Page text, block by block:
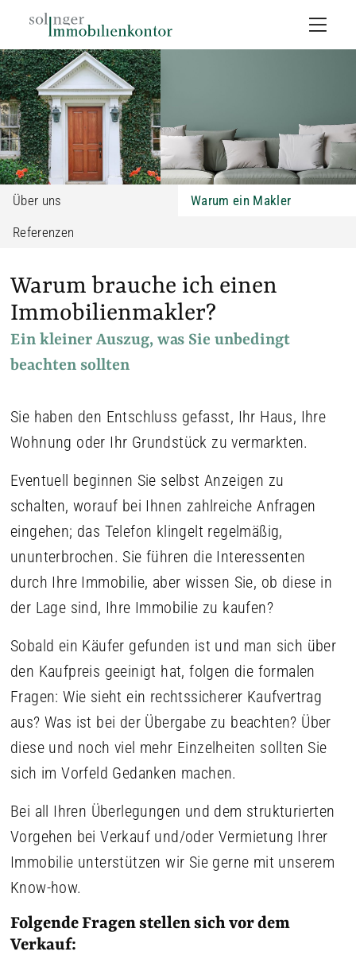
Über uns
Warum ein Makler
Referenzen
Warum brauche ich einen
Immobilienmakler?
Ein kleiner Auszug, was Sie unbedingt
beachten sollten
Sie haben den Entschluss gefasst, Ihr Haus, Ihre
Wohnung oder Ihr Grundstück zu vermarkten.
Eventuell beginnen Sie selbst Anzeigen zu
schalten, worauf bei Ihnen zahlreiche Anfragen
eingehen; das Telefon klingelt regelmäßig,
ununterbrochen. Sie führen die Interessenten
durch Ihre Immobilie, aber wissen Sie, ob diese in
der Lage sind, Ihre Immobilie zu kaufen?
Sobald ein Käufer gefunden ist und man sich über
den Kaufpreis geeinigt hat, folgen die formalen
Fragen: Wie sieht ein rechtssicherer Kaufvertrag
aus? Was ist bei der Übergabe zu beachten? Über
diese und noch viel mehr Einzelheiten sollten Sie
sich im Vorfeld Gedanken machen.
Bei all Ihren Überlegungen und dem strukturierten
Vorgehen bei Verkauf und/oder Vermietung Ihrer
Immobilie unterstützen wir Sie gerne mit unserem
Know-how.
Folgende Fragen stellen sich vor dem
Verkauf: